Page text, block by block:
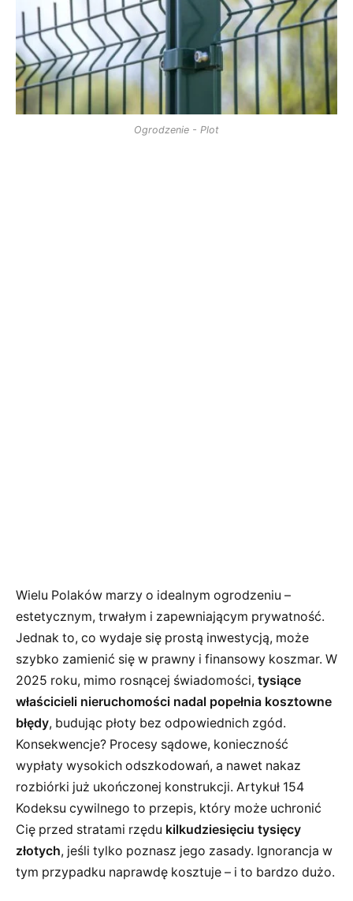
Ogrodzenie - Plot
Wielu Polaków marzy o idealnym ogrodzeniu –
estetycznym, trwałym i zapewniającym prywatność.
Jednak to, co wydaje się prostą inwestycją, może
szybko zamienić się w prawny i finansowy koszmar. W
2025 roku, mimo rosnącej świadomości, tysiące
właścicieli nieruchomości nadal popełnia kosztowne
błędy, budując płoty bez odpowiednich zgód.
Konsekwencje? Procesy sądowe, konieczność
wypłaty wysokich odszkodowań, a nawet nakaz
rozbiórki już ukończonej konstrukcji. Artykuł 154
Kodeksu cywilnego to przepis, który może uchronić
Cię przed stratami rzędu kilkudziesięciu tysięcy
złotych, jeśli tylko poznasz jego zasady. Ignorancja w
tym przypadku naprawdę kosztuje – i to bardzo dużo.